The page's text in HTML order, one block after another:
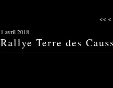
<< <
1 avril 2018
Rallye Terre des